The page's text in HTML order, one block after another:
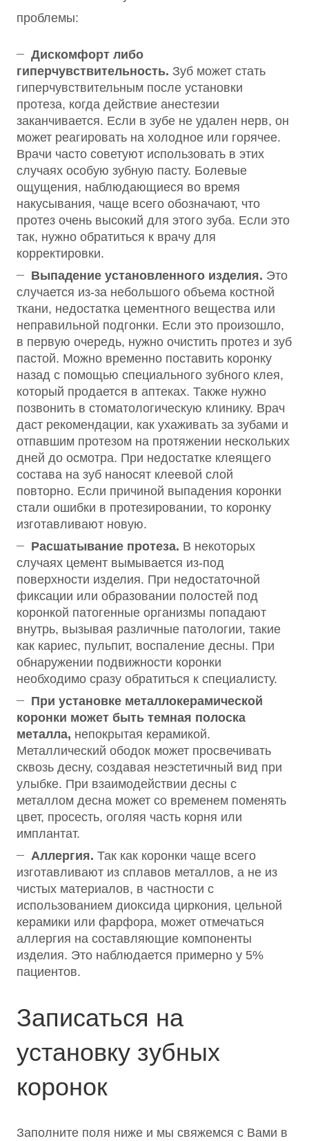
проблемы:
Дискомфорт либо
гиперчувствительность. Зуб может стать
гиперчувствительным после установки
протеза, когда действие анестезии
заканчивается. Если в зубе не удален нерв, он
может реагировать на холодное или горячее.
Врачи часто советуют использовать в этих
случаях особую зубную пасту. Болевые
ощущения, наблюдающиеся во время
накусывания, чаще всего обозначают, что
протез очень высокий для этого зуба. Если это
так, нужно обратиться к врачу для
корректировки.
Выпадение установленного изделия. Это
случается из-за небольшого объема костной
ткани, недостатка цементного вещества или
неправильной подгонки. Если это произошло,
в первую очередь, нужно очистить протез и зуб
пастой. Можно временно поставить коронку
назад с помощью специального зубного клея,
который продается в аптеках. Также нужно
позвонить в стоматологическую клинику. Врач
даст рекомендации, как ухаживать за зубами и
отпавшим протезом на протяжении нескольких
дней до осмотра. При недостатке клеящего
состава на зуб наносят клеевой слой
повторно. Если причиной выпадения коронки
стали ошибки в протезировании, то коронку
изготавливают новую.
Расшатывание протеза. В некоторых
случаях цемент вымывается из-под
поверхности изделия. При недостаточной
фиксации или образовании полостей под
коронкой патогенные организмы попадают
внутрь, вызывая различные патологии, такие
как кариес, пульпит, воспаление десны. При
обнаружении подвижности коронки
необходимо сразу обратиться к специалисту.
При установке металлокерамической
коронки может быть темная полоска
металла, непокрытая керамикой.
Металлический ободок может просвечивать
сквозь десну, создавая неэстетичный вид при
улыбке. При взаимодействии десны с
металлом десна может со временем поменять
цвет, просесть, оголяя часть корня или
имплантат.
Аллергия. Так как коронки чаще всего
изготавливают из сплавов металлов, а не из
чистых материалов, в частности с
использованием диоксида циркония, цельной
керамики или фарфора, может отмечаться
аллергия на составляющие компоненты
изделия. Это наблюдается примерно у 5%
пациентов.
Записаться на
установку зубных
коронок
Заполните поля ниже и мы свяжемся с Вами в